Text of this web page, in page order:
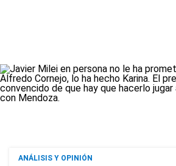
ANÁLISIS Y OPINIÓN